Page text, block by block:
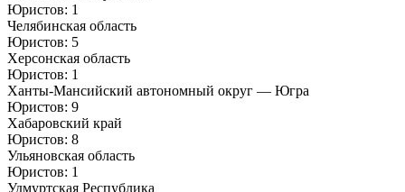
Юристов: 1
Челябинская область
Юристов: 5
Херсонская область
Юристов: 1
Ханты-Мансийский автономный округ — Югра
Юристов: 9
Хабаровский край
Юристов: 8
Ульяновская область
Юристов: 1
Удмуртская Республика